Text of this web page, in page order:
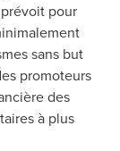
pour
sans but
promoteurs
des
à plus